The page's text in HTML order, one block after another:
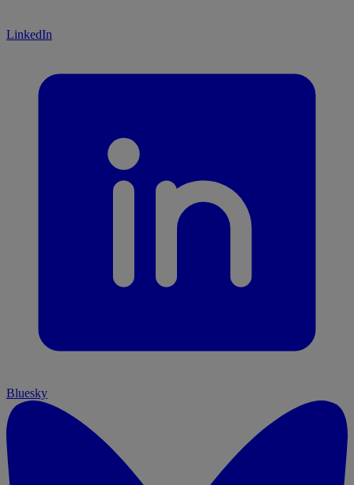
LinkedIn
Bluesky